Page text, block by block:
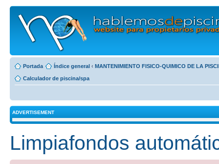
Portada Índice general ‹ MANTENIMIENTO FISICO-QUIMICO DE LA
Calculador de piscina/spa
ADVERTISEMENT
Limpiafondos